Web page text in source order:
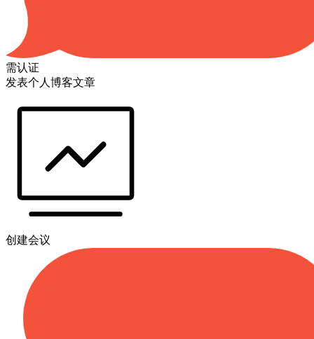
需认证
发表个人博客文章
创建会议